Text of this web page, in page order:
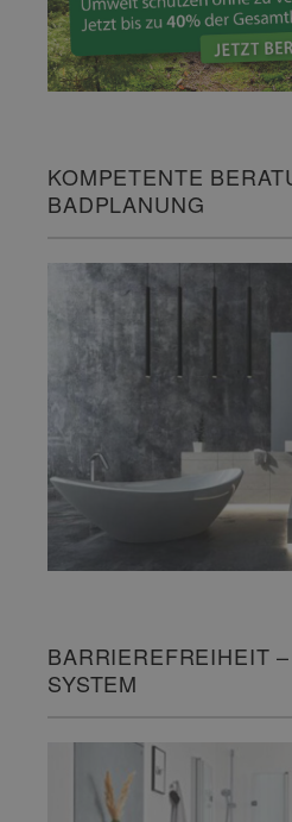
KOMPETENTE
BADPLANUNG
BARRIEREFREIHEIT
SYSTEM